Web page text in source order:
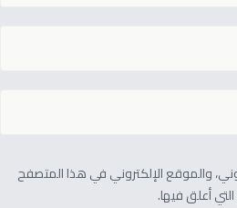
والموقع الإلكتروني في هذا المتصفح
أعلق فيها.